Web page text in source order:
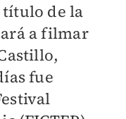
título de la
a filmar
fue